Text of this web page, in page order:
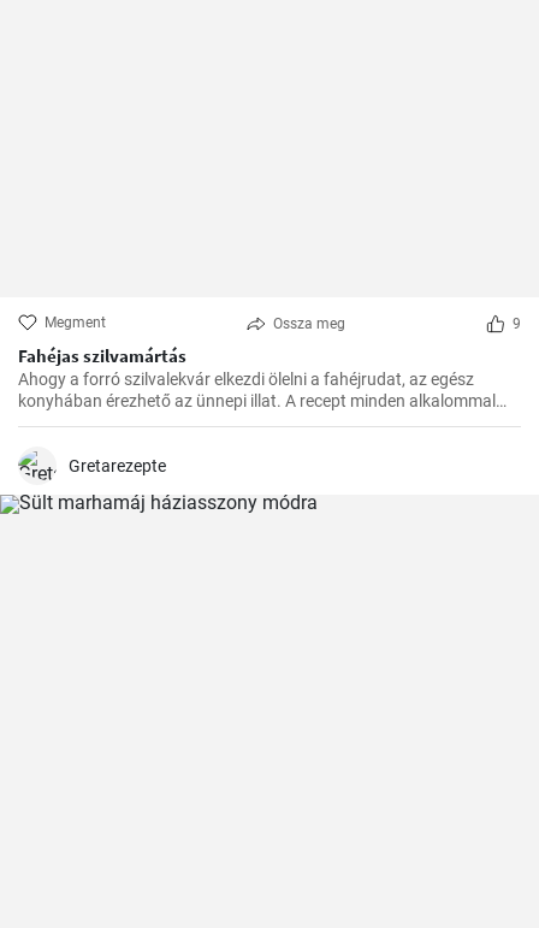
Megment Ossza meg 9
Fahéjas szilvamártás
Ahogy a forró szilvalekvár elkezdi ölelni a fahéjrudat, az egész
konyhában érezhető az ünnepi illat. A recept minden alkalommal
sikerül, és nagyon gyorsan elkészül. Családom és barátaim mindig
Gretarezepte